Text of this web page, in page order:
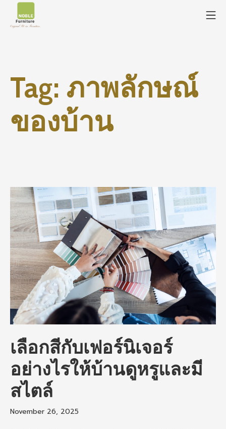
Tag: ภาพลักษณ์
ของบ้าน
เลือกสีกับเฟอร์นิเจอร์
อย่างไรให้บ้านดูหรูและมี
สไตล์
November 26, 2025